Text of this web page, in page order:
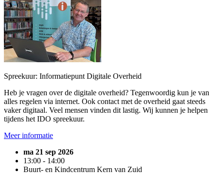
Spreekuur: Informatiepunt Digitale Overheid
Heb je vragen over de digitale overheid? Tegenwoordig kun je van
alles regelen via internet. Ook contact met de overheid gaat steeds
vaker digitaal. Veel mensen vinden dit lastig. Wij kunnen je helpen
tijdens het IDO spreekuur.
Meer informatie
ma 21 sep 2026
13:00 - 14:00
Buurt- en Kindcentrum Kern van Zuid